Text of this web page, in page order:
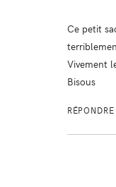
Ce petit
Vivement
Bisous
RÉPONDRE